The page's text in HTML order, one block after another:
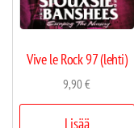
Vive le Rock 97 (lehti)
9,90€
Lisää